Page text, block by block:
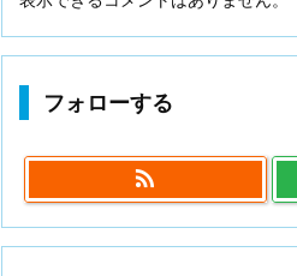
フォローする
